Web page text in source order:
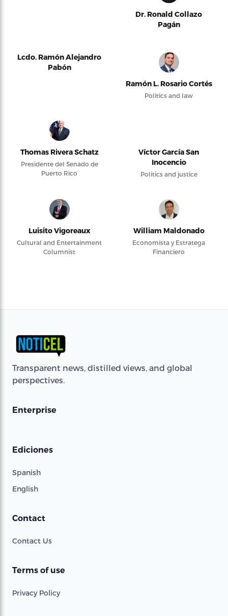
Dr. Ronald Collazo
Pagán
Lcdo. Ramón Alejandro
Pabón
Ramón L. Rosario Cortés
Politics and law
Thomas Rivera Schatz
Presidente del Senado de
Puerto Rico
Víctor García San
Inocencio
Politics and justice
Luisito Vigoreaux
Cultural and Entertainment
Columnist
William Maldonado
Economista y Estratega
Financiero
Transparent news, distilled views, and global
perspectives.
Enterprise
Ediciones
Spanish
English
Contact
Contact Us
Terms of use
Privacy Policy